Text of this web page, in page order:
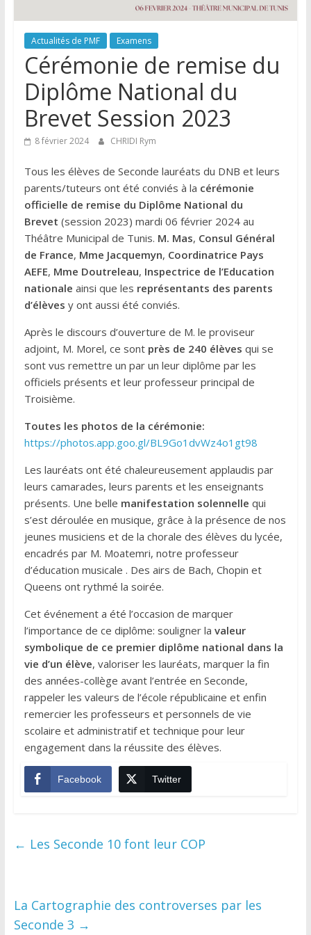
Actualités de PMF Examens
Cérémonie de remise du
Diplôme National du
Brevet Session 2023
8 février 2024 CHRIDI Rym
Tous les élèves de Seconde lauréats du DNB et leurs
parents/tuteurs ont été conviés à la cérémonie
officielle de remise du Diplôme National du
Brevet (session 2023) mardi 06 février 2024 au
Théâtre Municipal de Tunis. M. Mas, Consul Général
de France, Mme Jacquemyn, Coordinatrice Pays
AEFE, Mme Doutreleau, Inspectrice de l’Education
nationale ainsi que les représentants des parents
d’élèves y ont aussi été conviés.
Après le discours d’ouverture de M. le proviseur
adjoint, M. Morel, ce sont près de 240 élèves qui se
sont vus remettre un par un leur diplôme par les
officiels présents et leur professeur principal de
Troisième.
Toutes les photos de la cérémonie:
https://photos.app.goo.gl/BL9Go1dvWz4o1gt98
Les lauréats ont été chaleureusement applaudis par
leurs camarades, leurs parents et les enseignants
présents. Une belle manifestation solennelle qui
s’est déroulée en musique, grâce à la présence de nos
jeunes musiciens et de la chorale des élèves du lycée,
encadrés par M. Moatemri, notre professeur
d’éducation musicale . Des airs de Bach, Chopin et
Queens ont rythmé la soirée.
Cet événement a été l’occasion de marquer
l’importance de ce diplôme: souligner la valeur
symbolique de ce premier diplôme national dans la
vie d’un élève, valoriser les lauréats, marquer la fin
des années-collège avant l’entrée en Seconde,
rappeler les valeurs de l’école républicaine et enfin
remercier les professeurs et personnels de vie
scolaire et administratif et technique pour leur
engagement dans la réussite des élèves.
Facebook Twitter
← Les Seconde 10 font leur COP
La Cartographie des controverses par les
Seconde 3 →